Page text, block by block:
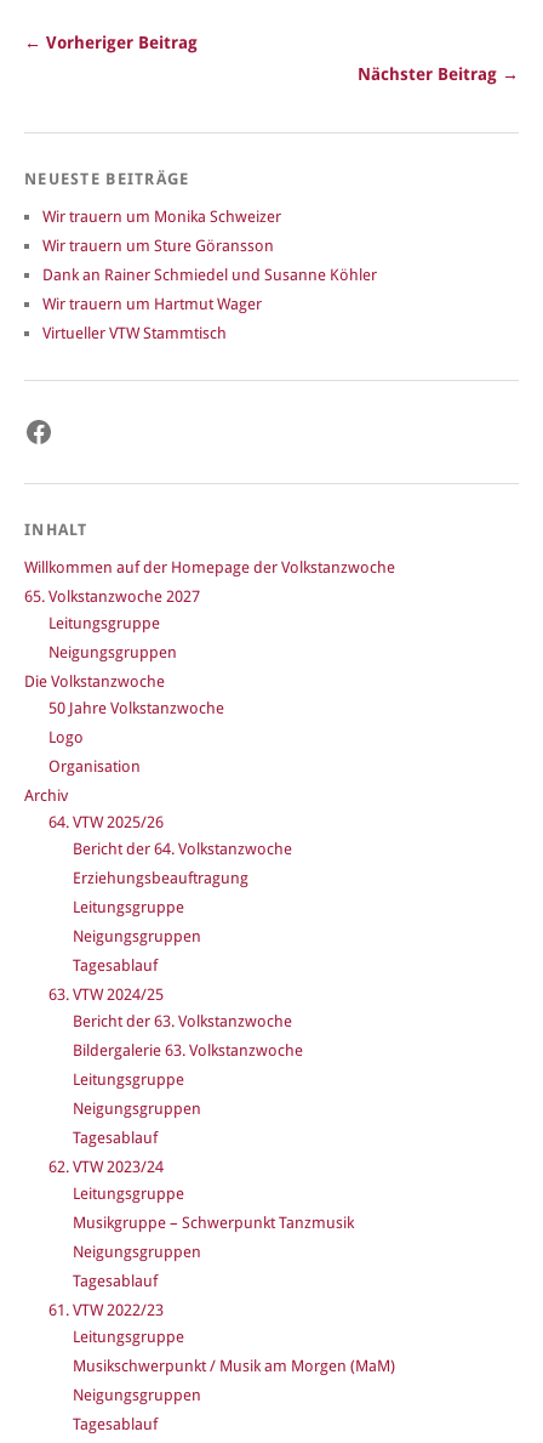
← Vorheriger Beitrag
Nächster Beitrag →
NEUESTE BEITRÄGE
Wir trauern um Monika Schweizer
Wir trauern um Sture Göransson
Dank an Rainer Schmiedel und Susanne Köhler
Wir trauern um Hartmut Wager
Virtueller VTW Stammtisch
Facebook
INHALT
Willkommen auf der Homepage der Volkstanzwoche
65. Volkstanzwoche 2027
Leitungsgruppe
Neigungsgruppen
Die Volkstanzwoche
50 Jahre Volkstanzwoche
Logo
Organisation
Archiv
64. VTW 2025/26
Bericht der 64. Volkstanzwoche
Erziehungsbeauftragung
Leitungsgruppe
Neigungsgruppen
Tagesablauf
63. VTW 2024/25
Bericht der 63. Volkstanzwoche
Bildergalerie 63. Volkstanzwoche
Leitungsgruppe
Neigungsgruppen
Tagesablauf
62. VTW 2023/24
Leitungsgruppe
Musikgruppe – Schwerpunkt Tanzmusik
Neigungsgruppen
Tagesablauf
61. VTW 2022/23
Leitungsgruppe
Musikschwerpunkt / Musik am Morgen (MaM)
Neigungsgruppen
Tagesablauf